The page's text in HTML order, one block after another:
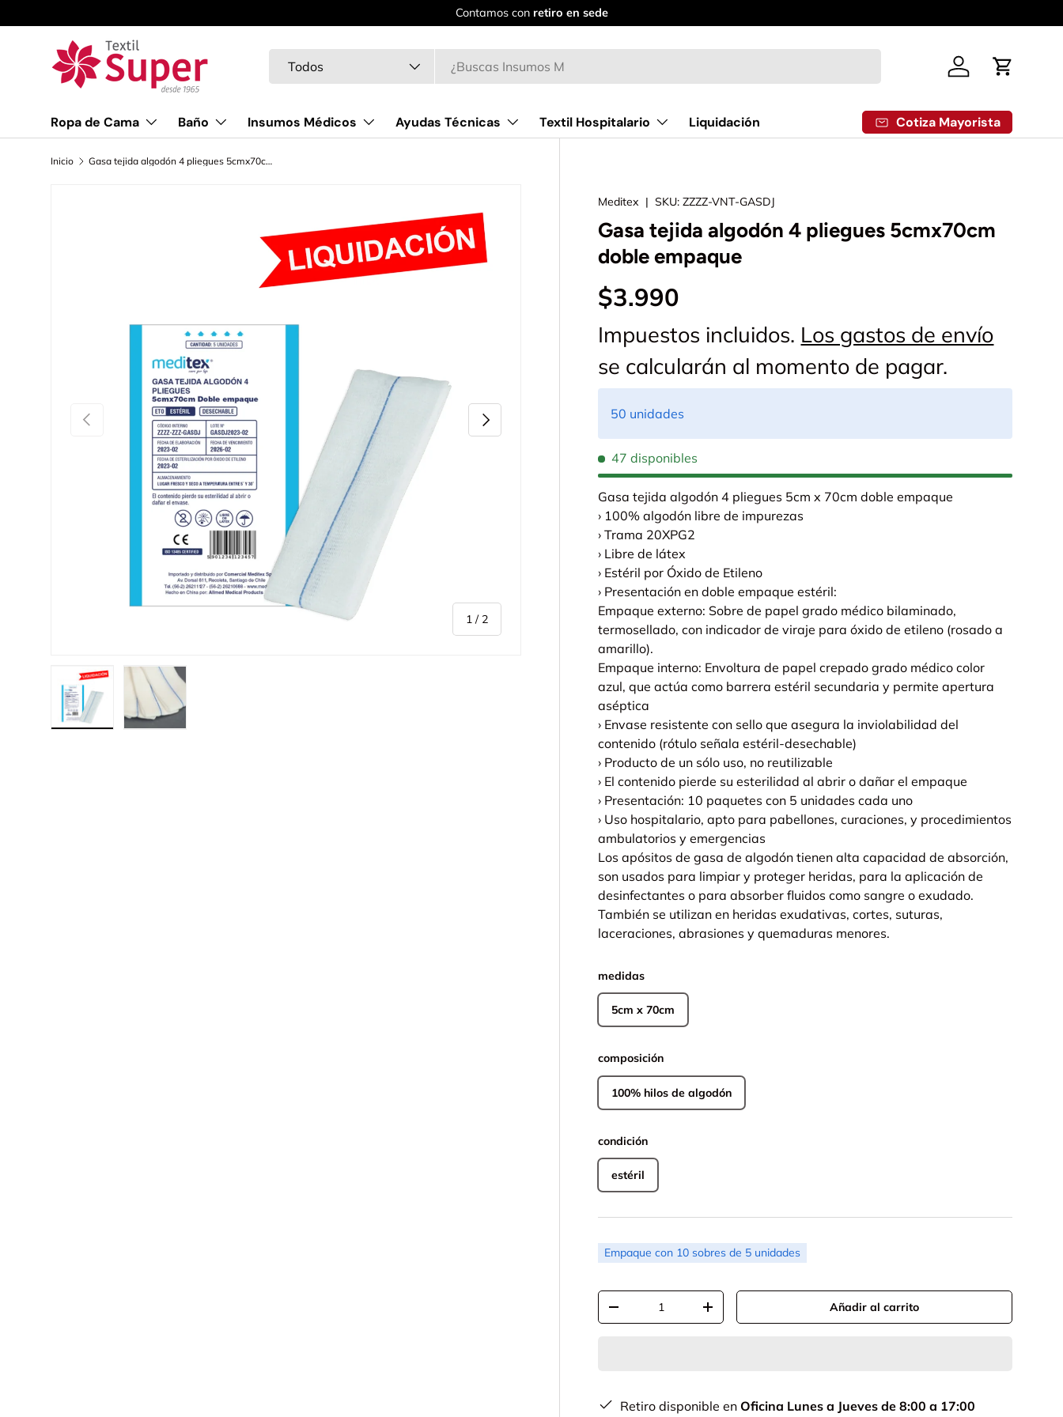
Ir al contenido
Contamos conretiro en sede
Todos Iniciar sesión
Carrito
Ropa de Cama Baño Insumos Médicos Ayudas Técnicas Textil Hospitalario Liquidación Cotiza Mayorista
Inicio Gasa tejida algodón 4 pliegues 5cmx70cm doble empaque
Anterior
1 / de
2
Siguiente
Meditex |SKU: ZZZZ-VNT-GASDJ
Gasa tejida algodón 4 pliegues 5cmx70cm
doble empaque
$3.990
Impuestos incluidos. Los gastos de envío
se calcularán al momento de pagar.
50 unidades
47 disponibles
Gasa tejida algodón 4 pliegues 5cm x 70cm doble empaque
› 100% algodón libre de impurezas
› Trama 20XPG2
› Libre de látex
› Estéril por Óxido de Etileno
› Presentación en doble empaque estéril:
Empaque externo: Sobre de papel grado médico bilaminado,
termosellado, con indicador de viraje para óxido de etileno (rosado a
amarillo).
Empaque interno: Envoltura de papel crepado grado médico color
azul, que actúa como barrera estéril secundaria y permite apertura
aséptica
› Envase resistente con sello que asegura la inviolabilidad del
contenido (rótulo señala estéril-desechable)
› Producto de un sólo uso, no reutilizable
› El contenido pierde su esterilidad al abrir o dañar el empaque
› Presentación: 10 paquetes con 5 unidades cada uno
› Uso hospitalario, apto para pabellones, curaciones, y procedimientos
ambulatorios y emergencias
Los apósitos de gasa de algodón tienen alta capacidad de absorción,
son usados para limpiar y proteger heridas, para la aplicación de
desinfectantes o para absorber fluidos como sangre o exudado.
También se utilizan en heridas exudativas, cortes, suturas,
laceraciones, abrasiones y quemaduras menores.
medidas
5cm x 70cm
composición
100% hilos de algodón
condición
estéril
Empaque con 10 sobres de 5 unidades
Cant.
-
+ Añadir al carrito
Retiro disponible enOficina Lunes a Jueves de 8:00 a 17:00